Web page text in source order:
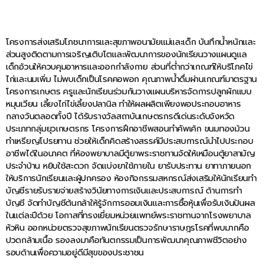
โครงการส่งเสริมโภชนาการและสุขภาพอนามัยแม่และเด็ก บันทึกน้ำหนักและ
ส่วนสูงติดตามการเจริญเติบโตและพัฒนาการของนักเรียนวางแผนดูแล
เด็กอ้วนให้ควบคุมอาหารและออกกำลังกาย ส่วนที่ต่ำกว่าเกณฑ์ให้บริโภคไข่
ไก่และนมเพิ่ม ไม่พบเด็กเป็นโรคคอพอก คุณภาพน้ำดื่มผ่านเกณฑ์มาตรฐาน
โครงการเกษตร ครูและนักเรียนร่วมกันวางแผนบริหารจัดการปลูกผักแบบ
หมุนเวียน เลี้ยงไก่ไข่เลี้ยงปลานิล ทำให้ผลผลิตเพียงพอประกอบอาหาร
กลางวันตลอดทั้งปี ได้รับรางวัลสถาบันเกษตรกรดีเด่นระดับจังหวัด
ประเภทกลุ่มยุวเกษตรกร โครงการฝึกอาชีพสอนทำคัพเค้ก ขนมทองม้วน
ทำเหรียญโปรยทาน ช่วยให้เด็กคิดสร้างสรรค์มีประสบการณ์นำไปประกอบ
อาชีพได้ในอนาคต ที่ห้องพยาบาลมีตู้ยาพระราชทานจัดให้เหมือนตู้ยาสามัญ
ประจำบ้าน หยิบใช้สะดวก จัดแบ่งยาใช้ภายใน ยารับประทาน ยาทาภายนอก
ให้บริการนักเรียนและผู้ปกครอง ห้องกิจกรรมสหกรณ์ส่งเสริมให้นักเรียนทำ
บัญชีรายรับรายจ่ายสร้างวินัยทางการเงินและประสบการณ์ ด้านการทำ
บัญชี จัดทำบัญชีต้นกล้าให้รู้จักการออมเงินและการซื้อหุ้นเพื่อรับเงินปันผล
ในแต่ละปีด้วย โอกาสที่ทรงเยี่ยมหน่วยแพทย์พระราชทานจากโรงพยาบาล
หัวหิน ออกหน่วยตรวจสุขภาพนักเรียนตรวจรักษาราษฎรโรคที่พบมากคือ
ปวดกล้ามเนื้อ รองลงมาคือทันตกรรมเป็นการพัฒนาคุณภาพชีวิตอย่าง
รอบด้านเพื่อความอยู่ดีมีสุขของประชาชน